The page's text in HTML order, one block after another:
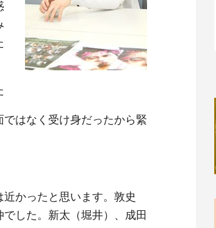
はなく受け身だったから緊
かったと思います。敦史
した。新太（堀井）、成田